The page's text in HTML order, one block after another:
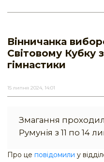
Вінничанка
Світовому Кубку
гімнастики
15 липня 2024, 14:01
Змагання
Румунія з 11 по 14
Про це повідомили у